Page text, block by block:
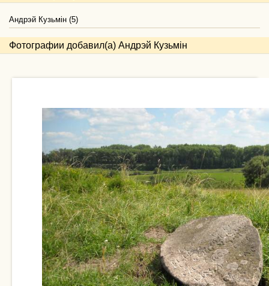
Андрэй Кузьмін (5)
Фотографии добавил(а) Андрэй Кузьмін